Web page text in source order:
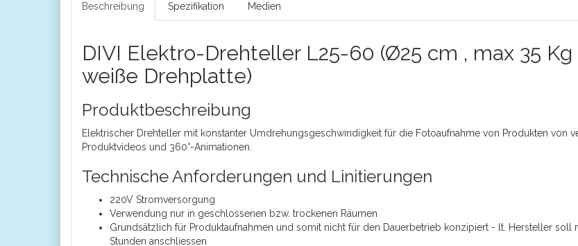
Beschreibung Spezifikation Medien
DIVI Elektro-Drehteller L25-60 (Ø25 cm , max 35
weiße Drehplatte)
Produktbeschreibung
Elektrischer Drehteller mit konstanter Umdrehungsgeschwindigkeit für die Fotoaufnahme von Produkten von
Produktvideos und 360°-Animationen.
Technische Anforderungen und Linitierungen
220V Stromversorgung
Verwendung nur in geschlossenen bzw. trockenen Räumen
Grundsätzlich für Produktaufnahmen und somit nicht für den Dauerbetrieb konzipiert - lt. Hersteller soll
Stunden anschliessen